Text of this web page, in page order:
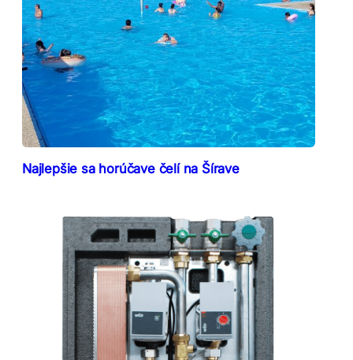
Najlepšie sa horúčave čelí na Šírave